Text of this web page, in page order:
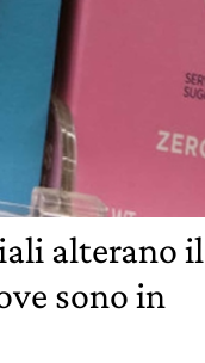
alterano il
sono in